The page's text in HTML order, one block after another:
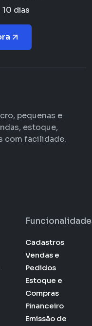
dias
pequenas e
estoque,
com facilidade.
Cadastros
Vendas e
Pedidos
Estoque e
Compras
Financeiro
Emissão de